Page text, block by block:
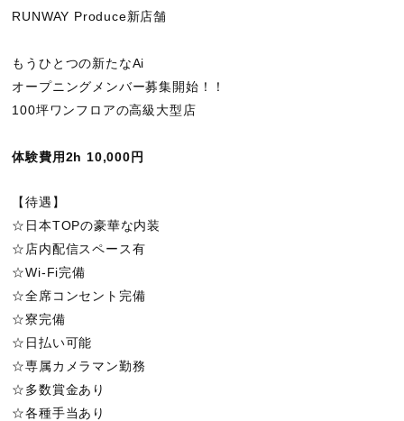
RUNWAY Produce新店舗
もうひとつの新たなAi
オープニングメンバー募集開始！！
100坪ワンフロアの高級大型店
体験費用2h 10,000円
【待遇】
☆日本TOPの豪華な内装
☆店内配信スペース有
☆Wi-Fi完備
☆全席コンセント完備
☆寮完備
☆日払い可能
☆専属カメラマン勤務
☆多数賞金あり
☆各種手当あり